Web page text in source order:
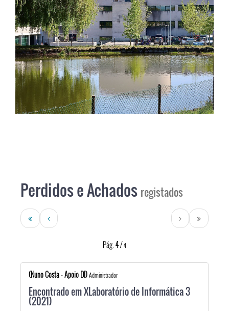
Perdidos e Achados registados
Pág. 4/4
(Nuno Costa - Apoio DI)Administrador
Encontrado em XLaboratório de Informática 3
(2021)